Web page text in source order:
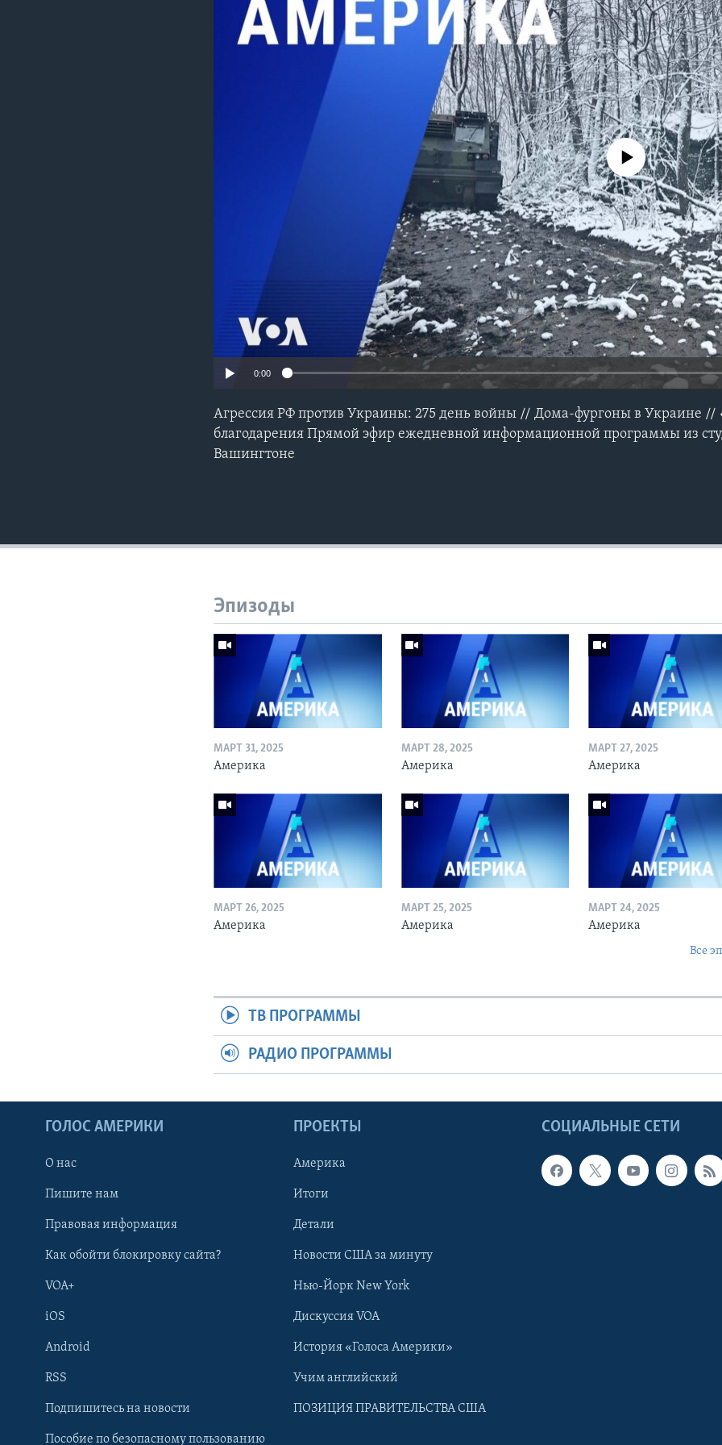
Learning English
No media source currently
0:00
Агрессия РФ против Украины: 275 день войны // Дома-фургоны в Украине //
благодарения Прямой эфир ежедневной информационной программы из
Вашингтоне
Эпизоды
МАРТ 31, 2025
Америка
МАРТ 28, 2025
Америка
МАРТ 27, 2025
Америка
МАРТ 26, 2025
Америка
МАРТ 25, 2025
Америка
МАРТ 24, 2025
Америка
Все
ТВ ПРОГРАММЫ
РАДИО ПРОГРАММЫ
СОЦИАЛЬНЫЕ СЕТИ
ГОЛОС АМЕРИКИ
О нас
Пишите нам
Правовая информация
Как обойти блокировку сайта?
VOA+
iOS
Android
RSS
Подпишитесь на новости
Пособие по безопасному пользованию
ПРОЕКТЫ
Америка
Итоги
Детали
Новости США за минуту
Нью-Йорк New York
Дискуссия VOA
История «Голоса Америки»
Учим английский
ПОЗИЦИЯ ПРАВИТЕЛЬСТВА США